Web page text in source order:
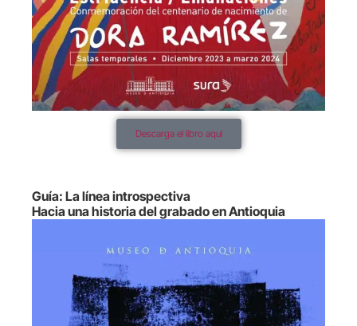
Descarga el libro aquí
Guía: La línea introspectiva
Hacia una historia del grabado en Antioquia